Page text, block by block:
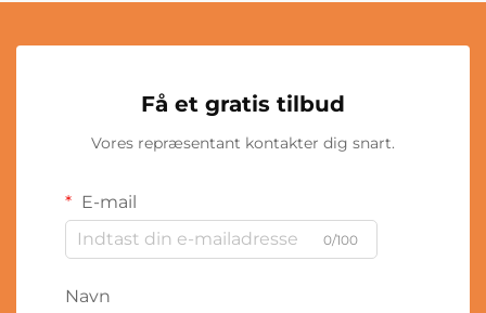
Få et gratis tilbud
Vores repræsentant kontakter dig snart.
E-mail
0/100
Navn